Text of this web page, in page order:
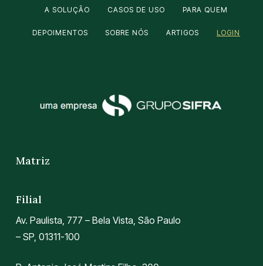
A SOLUÇÃO CASOS DE USO PARA QUEM
DEPOIMENTOS SOBRE NÓS ARTIGOS LOGIN
Matriz
Filial
Av. Paulista, 777 – Bela Vista, São Paulo
– SP, 01311-100